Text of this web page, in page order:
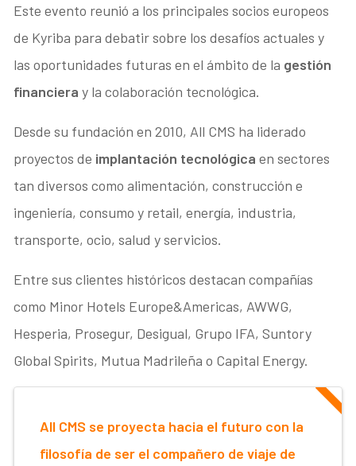
Este evento reunió a los principales socios europeos
de Kyriba para debatir sobre los desafíos actuales y
las oportunidades futuras en el ámbito de la gestión
financiera y la colaboración tecnológica.
Desde su fundación en 2010, All CMS ha liderado
proyectos de implantación tecnológica en sectores
tan diversos como alimentación, construcción e
ingeniería, consumo y retail, energía, industria,
transporte, ocio, salud y servicios.
Entre sus clientes históricos destacan compañías
como Minor Hotels Europe&Americas, AWWG,
Hesperia, Prosegur, Desigual, Grupo IFA, Suntory
Global Spirits, Mutua Madrileña o Capital Energy.
All CMS se proyecta hacia el futuro con la
filosofía de ser el compañero de viaje de